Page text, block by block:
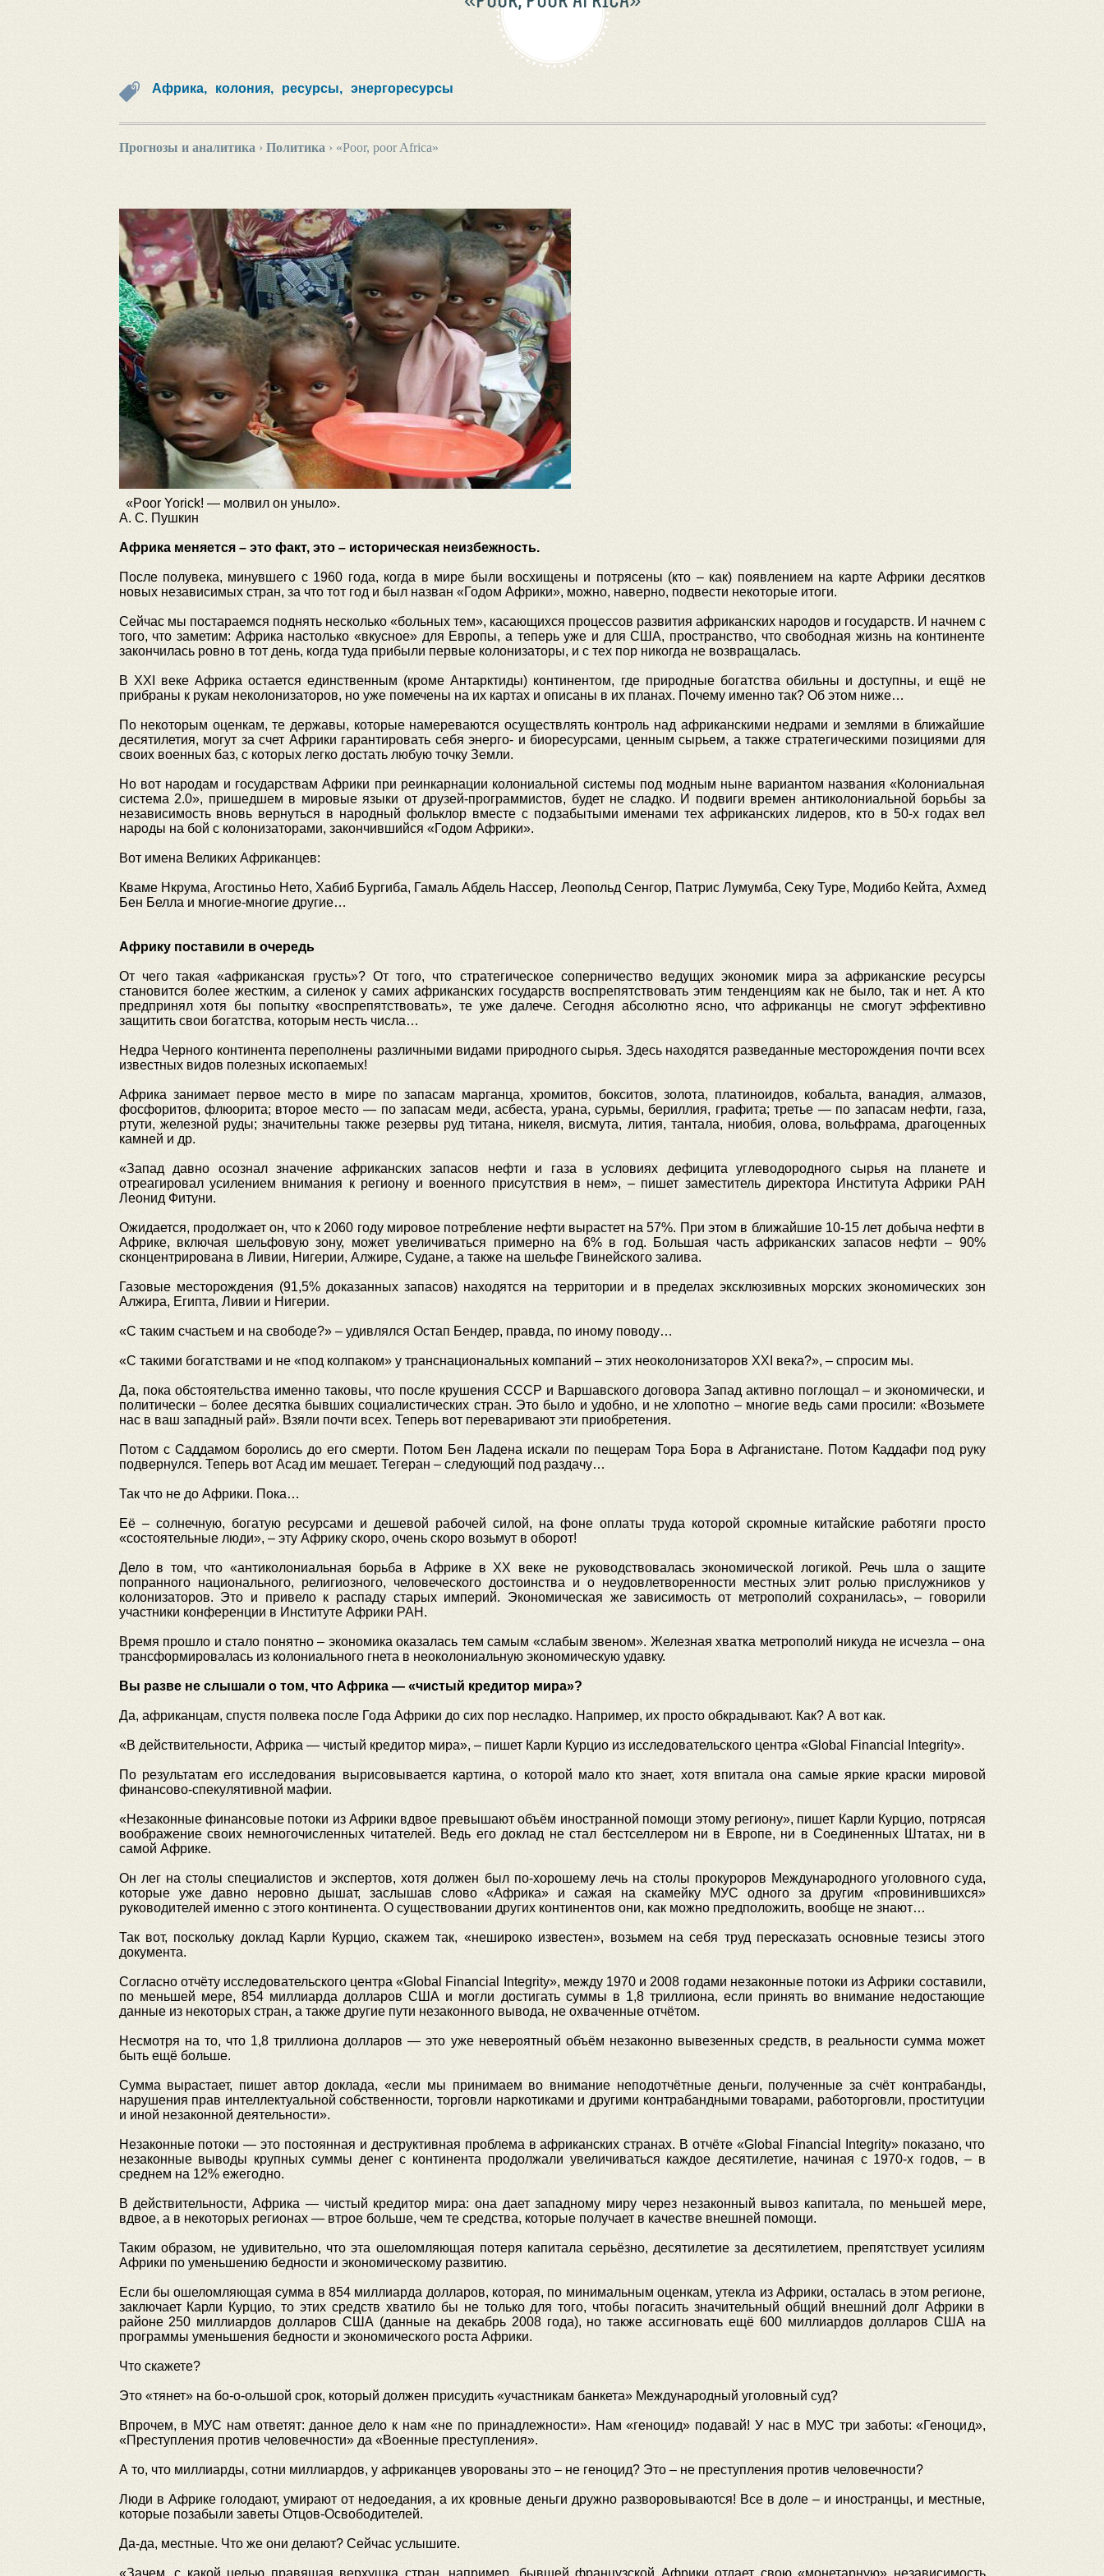
Африка, колония, ресурсы, энергоресурсы
Прогнозы и аналитика › Политика › «Poor, poor Africa»
«Poor Yorick! — молвил он уныло».
А. С. Пушкин
Африка меняется – это факт, это – историческая неизбежность.
После полувека, минувшего с 1960 года, когда в мире были восхищены и потрясены (кто – как) появлением на карте Африки десятков
новых независимых стран, за что тот год и был назван «Годом Африки», можно, наверно, подвести некоторые итоги.
Сейчас мы постараемся поднять несколько «больных тем», касающихся процессов развития африканских народов и государств. И начнем с
того, что заметим: Африка настолько «вкусное» для Европы, а теперь уже и для США, пространство, что свободная жизнь на континенте
закончилась ровно в тот день, когда туда прибыли первые колонизаторы, и с тех пор никогда не возвращалась.
В XXI веке Африка остается единственным (кроме Антарктиды) континентом, где природные богатства обильны и доступны, и ещё не
прибраны к рукам неколонизаторов, но уже помечены на их картах и описаны в их планах. Почему именно так? Об этом ниже…
По некоторым оценкам, те державы, которые намереваются осуществлять контроль над африканскими недрами и землями в ближайшие
десятилетия, могут за счет Африки гарантировать себя энерго- и биоресурсами, ценным сырьем, а также стратегическими позициями для
своих военных баз, с которых легко достать любую точку Земли.
Но вот народам и государствам Африки при реинкарнации колониальной системы под модным ныне вариантом названия «Колониальная
система 2.0», пришедшем в мировые языки от друзей-программистов, будет не сладко. И подвиги времен антиколониальной борьбы за
независимость вновь вернуться в народный фольклор вместе с подзабытыми именами тех африканских лидеров, кто в 50-х годах вел
народы на бой с колонизаторами, закончившийся «Годом Африки».
Вот имена Великих Африканцев:
Кваме Нкрума, Агостиньо Нето, Хабиб Бургиба, Гамаль Абдель Нассер, Леопольд Сенгор, Патрис Лумумба, Секу Type, Модибо Кейта, Ахмед
Бен Белла и многие-многие другие…
Африку поставили в очередь
От чего такая «африканская грусть»? От того, что стратегическое соперничество ведущих экономик мира за африканские ресурсы
становится более жестким, а силенок у самих африканских государств воспрепятствовать этим тенденциям как не было, так и нет. А кто
предпринял хотя бы попытку «воспрепятствовать», те уже далече. Сегодня абсолютно ясно, что африканцы не смогут эффективно
защитить свои богатства, которым несть числа…
Недра Черного континента переполнены различными видами природного сырья. Здесь находятся разведанные месторождения почти всех
известных видов полезных ископаемых!
Африка занимает первое место в мире по запасам марганца, хромитов, бокситов, золота, платиноидов, кобальта, ванадия, алмазов,
фосфоритов, флюорита; второе место — по запасам меди, асбеста, урана, сурьмы, бериллия, графита; третье — по запасам нефти, газа,
ртути, железной руды; значительны также резервы руд титана, никеля, висмута, лития, тантала, ниобия, олова, вольфрама, драгоценных
камней и др.
«Запад давно осознал значение африканских запасов нефти и газа в условиях дефицита углеводородного сырья на планете и
отреагировал усилением внимания к региону и военного присутствия в нем», – пишет заместитель директора Института Африки РАН
Леонид Фитуни.
Ожидается, продолжает он, что к 2060 году мировое потребление нефти вырастет на 57%. При этом в ближайшие 10-15 лет добыча нефти в
Африке, включая шельфовую зону, может увеличиваться примерно на 6% в год. Большая часть африканских запасов нефти – 90%
сконцентрирована в Ливии, Нигерии, Алжире, Судане, а также на шельфе Гвинейского залива.
Газовые месторождения (91,5% доказанных запасов) находятся на территории и в пределах эксклюзивных морских экономических зон
Алжира, Египта, Ливии и Нигерии.
«С таким счастьем и на свободе?» – удивлялся Остап Бендер, правда, по иному поводу…
«С такими богатствами и не «под колпаком» у транснациональных компаний – этих неоколонизаторов ХХI века?», – спросим мы.
Да, пока обстоятельства именно таковы, что после крушения СССР и Варшавского договора Запад активно поглощал – и экономически, и
политически – более десятка бывших социалистических стран. Это было и удобно, и не хлопотно – многие ведь сами просили: «Возьмете
нас в ваш западный рай». Взяли почти всех. Теперь вот переваривают эти приобретения.
Потом с Саддамом боролись до его смерти. Потом Бен Ладена искали по пещерам Тора Бора в Афганистане. Потом Каддафи под руку
подвернулся. Теперь вот Асад им мешает. Тегеран – следующий под раздачу…
Так что не до Африки. Пока…
Её – солнечную, богатую ресурсами и дешевой рабочей силой, на фоне оплаты труда которой скромные китайские работяги просто
«состоятельные люди», – эту Африку скоро, очень скоро возьмут в оборот!
Дело в том, что «антиколониальная борьба в Африке в ХХ веке не руководствовалась экономической логикой. Речь шла о защите
попранного национального, религиозного, человеческого достоинства и о неудовлетворенности местных элит ролью прислужников у
колонизаторов. Это и привело к распаду старых империй. Экономическая же зависимость от метрополий сохранилась», – говорили
участники конференции в Институте Африки РАН.
Время прошло и стало понятно – экономика оказалась тем самым «слабым звеном». Железная хватка метрополий никуда не исчезла – она
трансформировалась из колониального гнета в неоколониальную экономическую удавку.
Вы разве не слышали о том, что Африка — «чистый кредитор мира»?
Да, африканцам, спустя полвека после Года Африки до сих пор несладко. Например, их просто обкрадывают. Как? А вот как.
«В действительности, Африка — чистый кредитор мира», – пишет Карли Курцио из исследовательского центра «Global Financial Integrity».
По результатам его исследования вырисовывается картина, о которой мало кто знает, хотя впитала она самые яркие краски мировой
финансово-спекулятивной мафии.
«Незаконные финансовые потоки из Африки вдвое превышают объём иностранной помощи этому региону», пишет Карли Курцио, потрясая
воображение своих немногочисленных читателей. Ведь его доклад не стал бестселлером ни в Европе, ни в Соединенных Штатах, ни в
самой Африке.
Он лег на столы специалистов и экспертов, хотя должен был по-хорошему лечь на столы прокуроров Международного уголовного суда,
которые уже давно неровно дышат, заслышав слово «Африка» и сажая на скамейку МУС одного за другим «провинившихся»
руководителей именно с этого континента. О существовании других континентов они, как можно предположить, вообще не знают…
Так вот, поскольку доклад Карли Курцио, скажем так, «нешироко известен», возьмем на себя труд пересказать основные тезисы этого
документа.
Согласно отчёту исследовательского центра «Global Financial Integrity», между 1970 и 2008 годами незаконные потоки из Африки составили,
по меньшей мере, 854 миллиарда долларов США и могли достигать суммы в 1,8 триллиона, если принять во внимание недостающие
данные из некоторых стран, а также другие пути незаконного вывода, не охваченные отчётом.
Несмотря на то, что 1,8 триллиона долларов — это уже невероятный объём незаконно вывезенных средств, в реальности сумма может
быть ещё больше.
Сумма вырастает, пишет автор доклада, «если мы принимаем во внимание неподотчётные деньги, полученные за счёт контрабанды,
нарушения прав интеллектуальной собственности, торговли наркотиками и другими контрабандными товарами, работорговли, проституции
и иной незаконной деятельности».
Незаконные потоки — это постоянная и деструктивная проблема в африканских странах. В отчёте «Global Financial Integrity» показано, что
незаконные выводы крупных суммы денег с континента продолжали увеличиваться каждое десятилетие, начиная c 1970-х годов, – в
среднем на 12% ежегодно.
В действительности, Африка — чистый кредитор мира: она дает западному миру через незаконный вывоз капитала, по меньшей мере,
вдвое, а в некоторых регионах — втрое больше, чем те средства, которые получает в качестве внешней помощи.
Таким образом, не удивительно, что эта ошеломляющая потеря капитала серьёзно, десятилетие за десятилетием, препятствует усилиям
Африки по уменьшению бедности и экономическому развитию.
Если бы ошеломляющая сумма в 854 миллиарда долларов, которая, по минимальным оценкам, утекла из Африки, осталась в этом регионе,
заключает Карли Курцио, то этих средств хватило бы не только для того, чтобы погасить значительный общий внешний долг Африки в
районе 250 миллиардов долларов США (данные на декабрь 2008 года), но также ассигновать ещё 600 миллиардов долларов США на
программы уменьшения бедности и экономического роста Африки.
Что скажете?
Это «тянет» на бо-о-ольшой срок, который должен присудить «участникам банкета» Международный уголовный суд?
Впрочем, в МУС нам ответят: данное дело к нам «не по принадлежности». Нам «геноцид» подавай! У нас в МУС три заботы: «Геноцид»,
«Преступления против человечности» да «Военные преступления».
А то, что миллиарды, сотни миллиардов, у африканцев уворованы это – не геноцид? Это – не преступления против человечности?
Люди в Африке голодают, умирают от недоедания, а их кровные деньги дружно разворовываются! Все в доле – и иностранцы, и местные,
которые позабыли заветы Отцов-Освободителей.
Да-да, местные. Что же они делают? Сейчас услышите.
«Зачем, с какой целью правящая верхушка стран, например, бывшей французской Африки отдает свою «монетарную» независимость